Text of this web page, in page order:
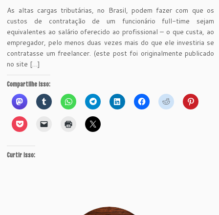
As altas cargas tributárias, no Brasil, podem fazer com que os
custos de contratação de um funcionário full-time sejam
equivalentes ao salário oferecido ao profissional – o que custa, ao
empregador, pelo menos duas vezes mais do que ele investiria se
contratasse um freelancer. (este post foi originalmente publicado
no site […]
Compartilhe isso:
Curtir isso: